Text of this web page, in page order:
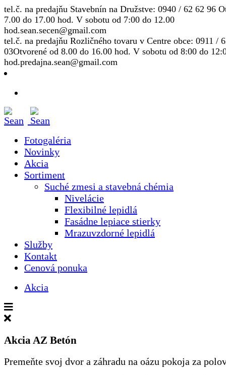
tel.č. na predajňu Stavebnín na Družstve: 0940 / 62 62 96
7.00 do 17.00 hod. V sobotu od 7:00 do 12.00
hod.sean.secen@gmail.com
tel.č. na predajňu Rozličného tovaru v Centre obce: 0911 /
03Otvorené od 8.00 do 16.00 hod. V sobotu od 8:00 do
hod.predajna.sean@gmail.com
Fotogaléria
Novinky
Akcia
Sortiment
Suché zmesi a stavebná chémia
Nivelácie
Flexibilné lepidlá
Fasádne lepiace stierky
Mrazuvzdorné lepidlá
Služby
Kontakt
Cenová ponuka
Akcia
Skryť
ponuku
Akcia AZ Betón
Premeňte svoj dvor a záhradu na oázu pokoja za